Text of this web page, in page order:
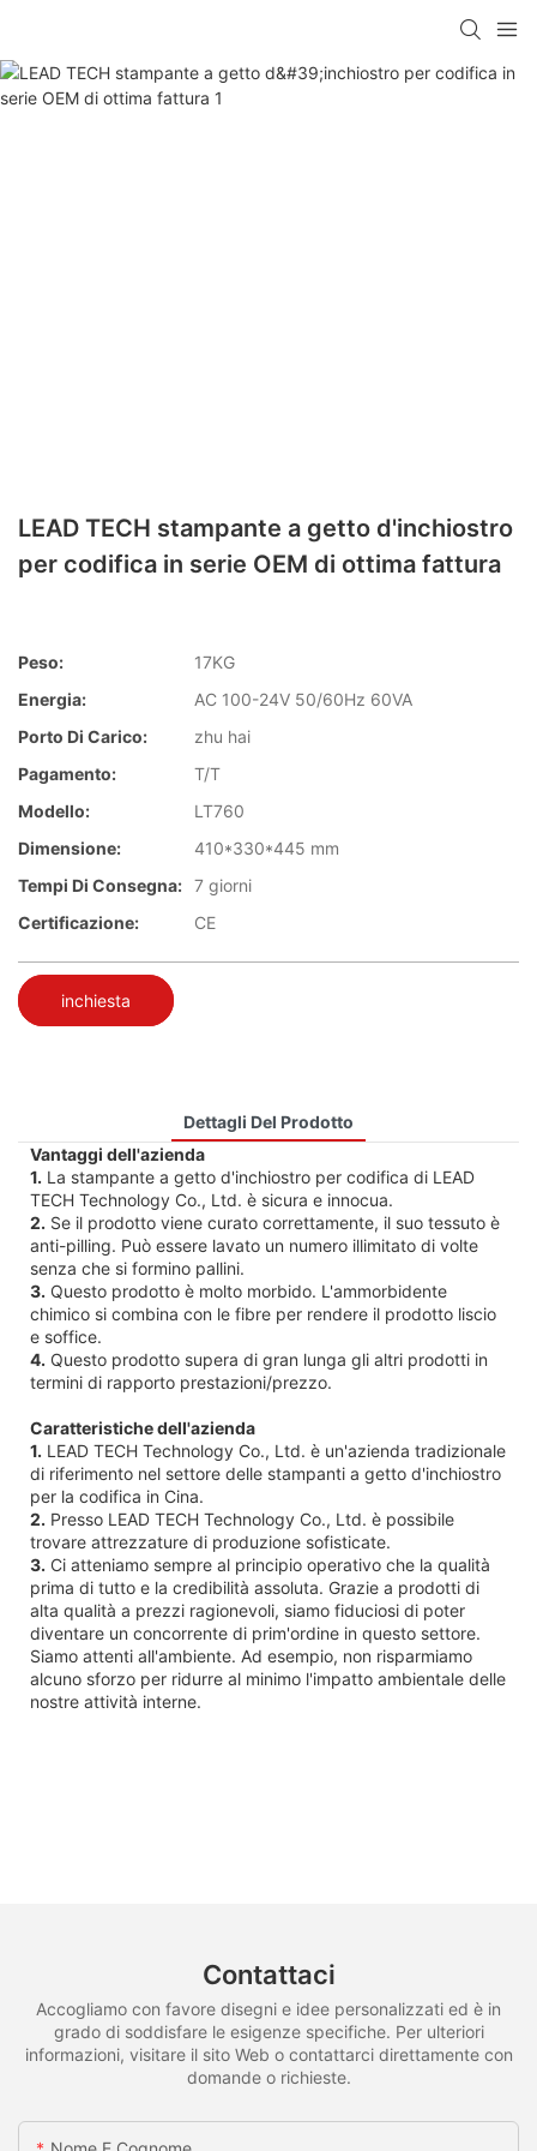
LEAD TECH stampante a getto d'inchiostro
per codifica in serie OEM di ottima fattura
Peso:
17KG
Energia:
AC 100-24V 50/60Hz 60VA
Porto Di Carico:
zhu hai
Pagamento:
T/T
Modello:
LT760
Dimensione:
410*330*445 mm
Tempi Di Consegna: 7 giorni
Certificazione:
CE
inchiesta
Dettagli Del Prodotto
Vantaggi dell'azienda
1. La stampante a getto d'inchiostro per codifica di LEAD
TECH Technology Co., Ltd. è sicura e innocua.
2. Se il prodotto viene curato correttamente, il suo tessuto è
anti-pilling. Può essere lavato un numero illimitato di volte
senza che si formino pallini.
3. Questo prodotto è molto morbido. L'ammorbidente
chimico si combina con le fibre per rendere il prodotto liscio
e soffice.
4. Questo prodotto supera di gran lunga gli altri prodotti in
termini di rapporto prestazioni/prezzo.
Caratteristiche dell'azienda
1. LEAD TECH Technology Co., Ltd. è un'azienda tradizionale
di riferimento nel settore delle stampanti a getto d'inchiostro
per la codifica in Cina.
2. Presso LEAD TECH Technology Co., Ltd. è possibile
trovare attrezzature di produzione sofisticate.
3. Ci atteniamo sempre al principio operativo che la qualità
prima di tutto e la credibilità assoluta. Grazie a prodotti di
alta qualità a prezzi ragionevoli, siamo fiduciosi di poter
diventare un concorrente di prim'ordine in questo settore.
Siamo attenti all'ambiente. Ad esempio, non risparmiamo
alcuno sforzo per ridurre al minimo l'impatto ambientale delle
nostre attività interne.
Contattaci
Accogliamo con favore disegni e idee personalizzati ed è in
grado di soddisfare le esigenze specifiche. Per ulteriori
informazioni, visitare il sito Web o contattarci direttamente con
domande o richieste.